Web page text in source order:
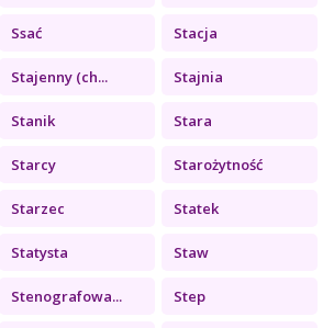
Ssać Stacja
Stajenny (ch... Stajnia
Stanik Stara
Starcy Starożytność
Starzec Statek
Statysta Staw
Stenografowa... Step